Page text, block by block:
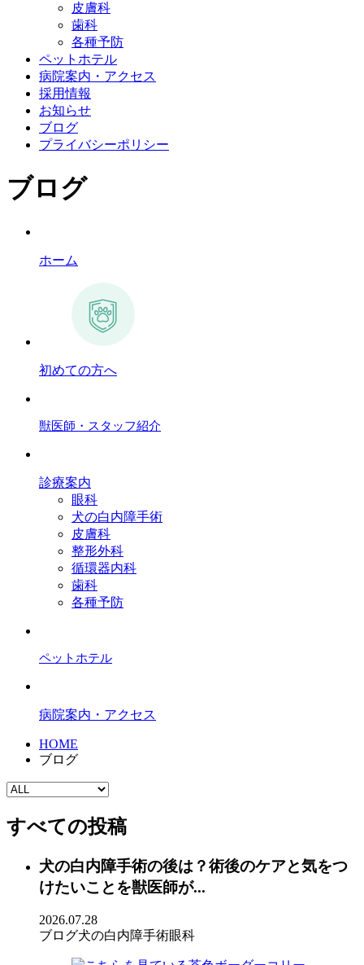
皮膚科
歯科
各種予防
ペットホテル
病院案内・アクセス
採用情報
お知らせ
ブログ
プライバシーポリシー
ブログ
ホーム
初めての方へ
獣医師・スタッフ紹介
診療案内
眼科
犬の白内障手術
皮膚科
整形外科
循環器内科
歯科
各種予防
ペットホテル
病院案内・アクセス
HOME
ブログ
すべての投稿
犬の白内障手術の後は？術後のケアと気をつ
けたいことを獣医師が...
2026.07.28
ブログ犬の白内障手術眼科